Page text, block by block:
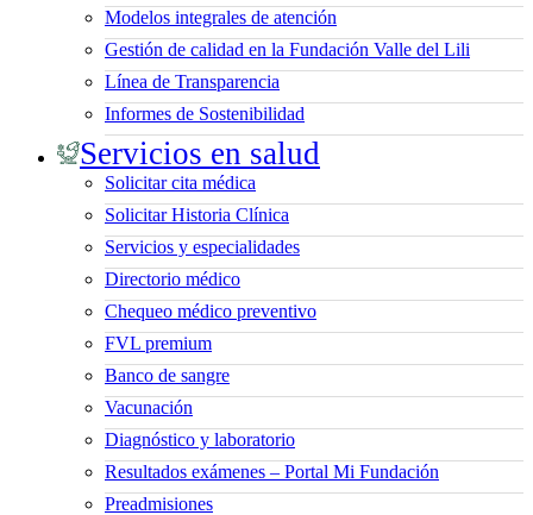
Modelos integrales de atención
Gestión de calidad en la Fundación Valle del Lili
Línea de Transparencia
Informes de Sostenibilidad
Servicios en salud
Solicitar cita médica
Solicitar Historia Clínica
Servicios y especialidades
Directorio médico
Chequeo médico preventivo
FVL premium
Banco de sangre
Vacunación
Diagnóstico y laboratorio
Resultados exámenes – Portal Mi Fundación
Preadmisiones